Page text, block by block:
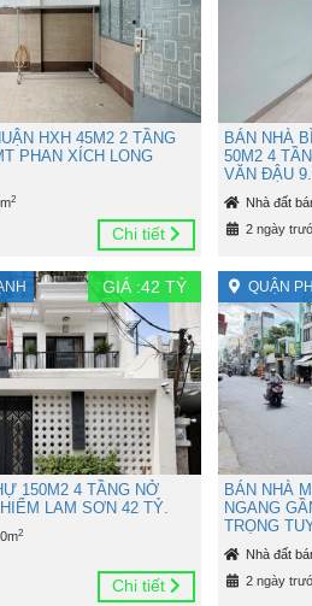
HXH 45M2 2 TẦNG
PHAN XÍCH LONG
2
Chi tiết
BÁN NHÀ
50M2 4
VĂN ĐẬU
Nhà đất
2 ngày
GIÁ :42 TỶ
150M2 4 TẦNG NỞ
LAM SƠN 42 TỶ.
2
Chi tiết
QUẬN
BÁN NHÀ
NGANG
TRỌNG
Nhà đất
2 ngày